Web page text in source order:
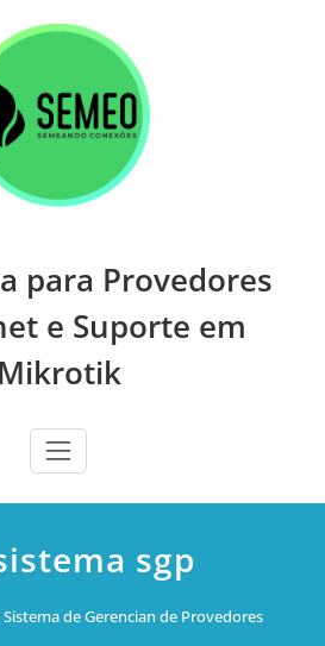
para Provedores
e Suporte em
Mikrotik
sgp
Sistema de Gerencian de Provedores